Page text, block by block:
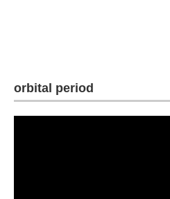
orbital period